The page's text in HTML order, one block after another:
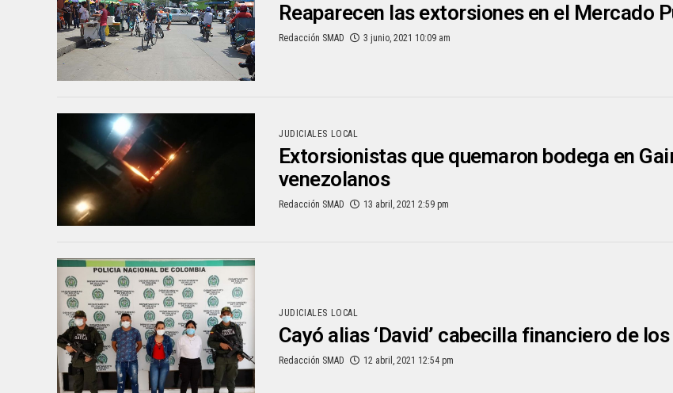
Reaparecen las extorsiones en el Mercado
Redacción SMAD 3 junio, 2021 10:09 am
JUDICIALES LOCAL
Extorsionistas que quemaron bodega en
venezolanos
Redacción SMAD 13 abril, 2021 2:59 pm
JUDICIALES LOCAL
Cayó alias ‘David’ cabecilla financiero de los
Redacción SMAD 12 abril, 2021 12:54 pm